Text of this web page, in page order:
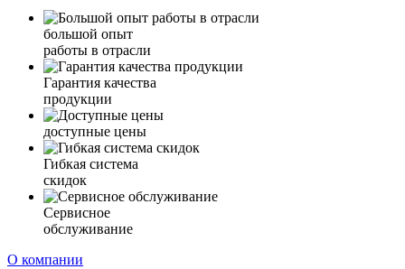
большой опыт
работы в отрасли
Гарантия качества
продукции
доступные цены
Гибкая система
скидок
Сервисное
обслуживание
О компании